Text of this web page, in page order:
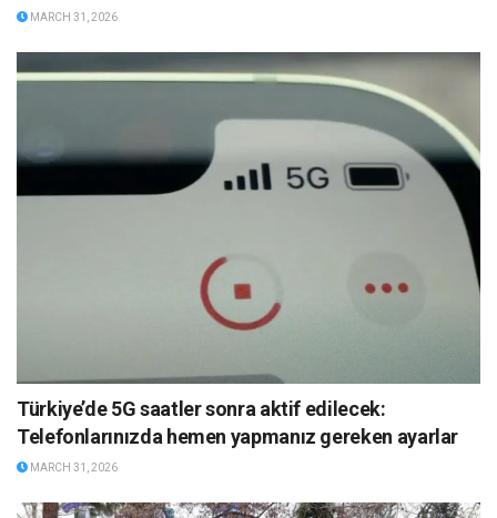
MARCH 31, 2026
Türkiye’de 5G saatler sonra aktif edilecek:
Telefonlarınızda hemen yapmanız gereken ayarlar
MARCH 31, 2026